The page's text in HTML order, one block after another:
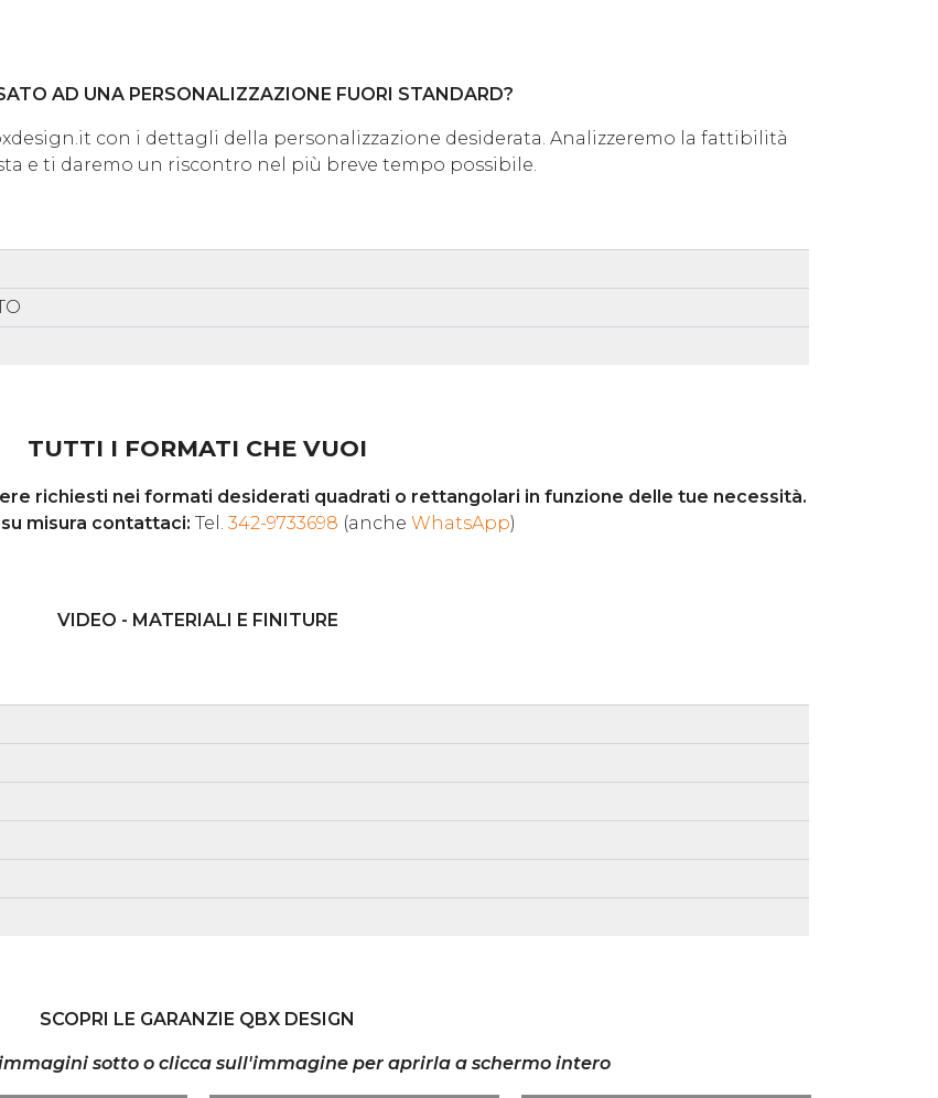
AD UNA PERSONALIZZAZIONE FUORI STANDARD?
con i dettagli della personalizzazione desiderata. Analizzeremo la fattibilità
e ti daremo un riscontro nel più breve tempo possibile.
TUTTI I FORMATI CHE VUOI
richiesti nei formati desiderati quadrati o rettangolari in funzione delle tue necessità.
misura contattaci: Tel. 342-9733698 (anche WhatsApp)
VIDEO - MATERIALI E FINITURE
SCOPRI LE GARANZIE QBX DESIGN
sotto o clicca sull'immagine per aprirla a schermo intero